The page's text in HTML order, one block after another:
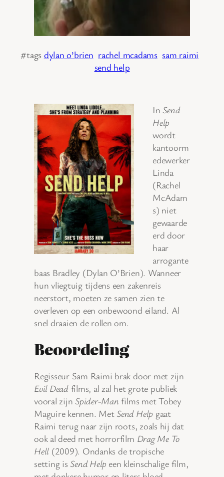
#tags dylan o’brien rachel mcadams sam raimi
send help
InSend
Help
wordt
kantoorm
edewerker
Linda
(Rachel
McAdam
s) niet
gewaarde
erd door
haar
arrogante
baas Bradley (Dylan O’Brien). Wanneer
hun vliegtuig tijdens een zakenreis
neerstort, moeten ze samen zien te
overleven op een onbewoond eiland. Al
snel draaien de rollen om.
Beoordeling
Regisseur Sam Raimi brak door met zijn
Evil Deadfilms, al zal het grote publiek
vooral zijnSpider-Man films met Tobey
Maguire kennen. MetSend Help gaat
Raimi terug naar zijn roots, zoals hij dat
ook al deed met horrorfilm Drag Me To
Hell (2009). Ondanks de tropische
setting isSend Help een kleinschalige film,